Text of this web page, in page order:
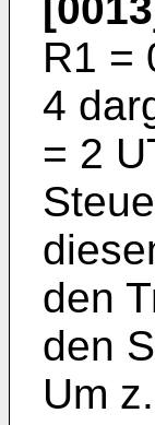
R1 =
4
= 2
den
den
Um